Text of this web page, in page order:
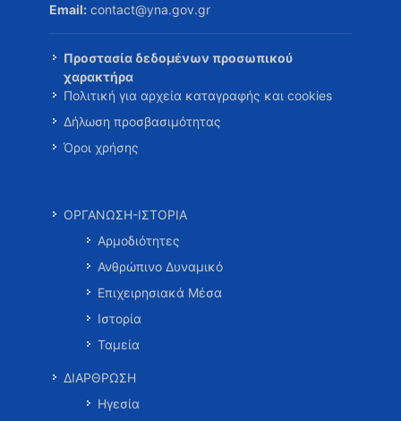
Email: contact@yna.gov.gr
Προστασία δεδομένων προσωπικού
χαρακτήρα
Πολιτική για αρχεία καταγραφής και cookies
Δήλωση προσβασιμότητας
Όροι χρήσης
ΟΡΓΑΝΩΣΗ-ΙΣΤΟΡΙΑ
Αρμοδιότητες
Ανθρώπινο Δυναμικό
Επιχειρησιακά Μέσα
Ιστορία
Ταμεία
ΔΙΑΡΘΡΩΣΗ
Ηγεσία